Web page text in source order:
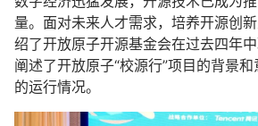
量。面对未来人才需求，培养开源创
绍了开放原子开源基金会在过去四年
阐述了开放原子“校源行”项目的背景
的运行情况。